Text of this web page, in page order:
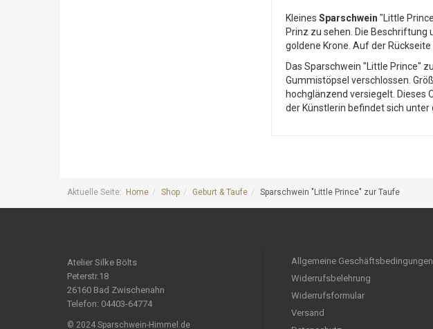
Kleines Sparschwein "Little
Prinz zu sehen. Die
goldene Krone. Auf der
Das Sparschwein "Little Prince"
Gummistöpsel verschlossen.
hochglänzend versiegelt.
der Künstlerin befindet sich unter
Aktuelle Seite: Home Shop Geburt & Taufe Sparschwein "Little Prince" zur Taufe
Atelier Silke Bölts
Peterstr.18
26160 Bad Zwischenahn
Telefon: 04403-64774
© 2024 Sparschwein-Himmel.de
Allgemeine Geschäftsbedingungen
Widerrufsbelehrung
Widerrufsformular
Versand